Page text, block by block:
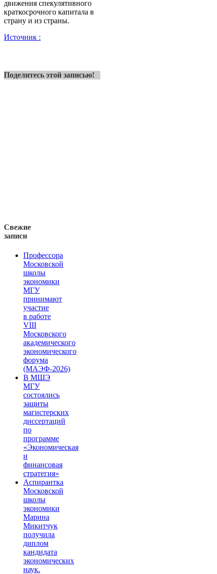
движения спекулятивного
краткосрочного капитала в
страну и из страны.
Источник :
Поделитесь этой записью!
Свежие
записи
Профессора
Московской
школы
экономики
МГУ
принимают
участие
в работе
VIII
Московского
академического
экономического
форума
(МАЭФ-2026)
В МШЭ
МГУ
состоялись
защиты
магистерских
диссертаций
по
программе
«Экономическая
и
финансовая
стратегия»
Аспирантка
Московской
школы
экономики
Марина
Микитчук
получила
диплом
кандидата
экономических
наук.